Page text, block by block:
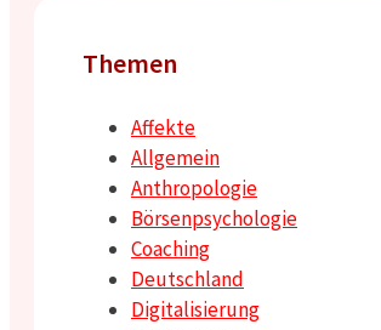
Themen
Affekte
Allgemein
Anthropologie
Börsenpsychologie
Coaching
Deutschland
Digitalisierung